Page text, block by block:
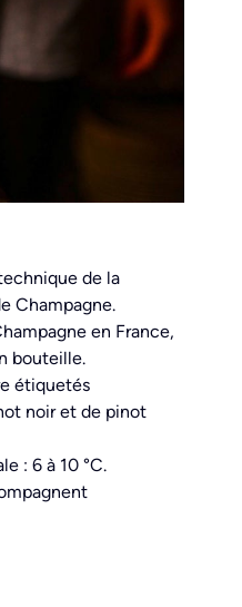
de la
Champagne.
en France,
bouteille.
étiquetés
noir et de pinot
: 6 à 10 °C.